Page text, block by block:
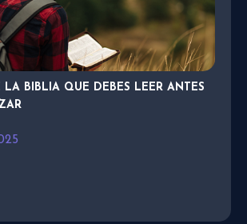
LA BIBLIA QUE DEBES LEER ANTES